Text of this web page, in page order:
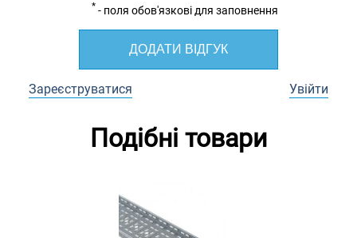
* - поля обов'язкові для заповнення
ДОДАТИ ВІДГУК
Зареєструватися Увійти
Подібні товари